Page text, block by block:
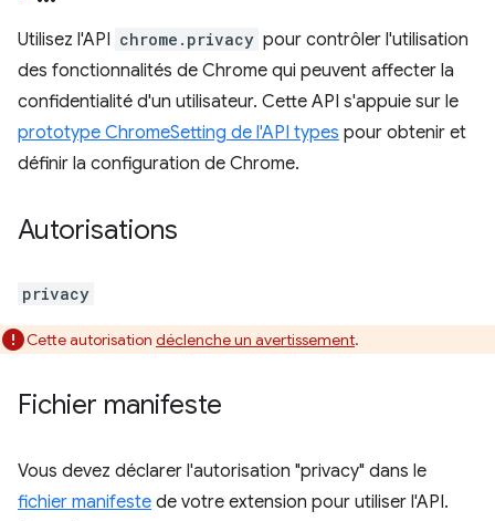
Utilisez l'API chrome.privacy pour contrôler l'utilisation
des fonctionnalités de Chrome qui peuvent affecter la
confidentialité d'un utilisateur. Cette API s'appuie sur le
prototype ChromeSetting de l'API types pour obtenir et
définir la configuration de Chrome.
Autorisations
privacy
Cette autorisation déclenche un avertissement.
Fichier manifeste
Vous devez déclarer l'autorisation "privacy" dans le
fichier manifeste de votre extension pour utiliser l'API.